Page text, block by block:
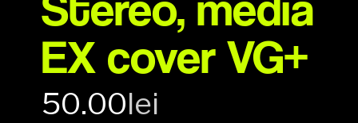
EX cover VG+
50.00lei